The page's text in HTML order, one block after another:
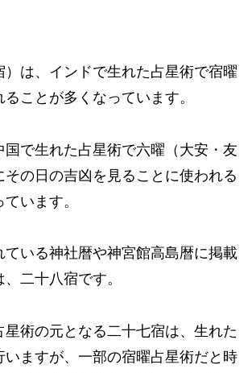
）は、インドで生れた占星術で宿曜
ことが多くなっています。
国で生れた占星術で六曜（大安・友
その日の吉凶を見ることに使われる
います。
ている神社暦や神宮館高島暦に掲載
二十八宿です。
星術の元となる二十七宿は、生れた
いますが、一部の宿曜占星術だと時